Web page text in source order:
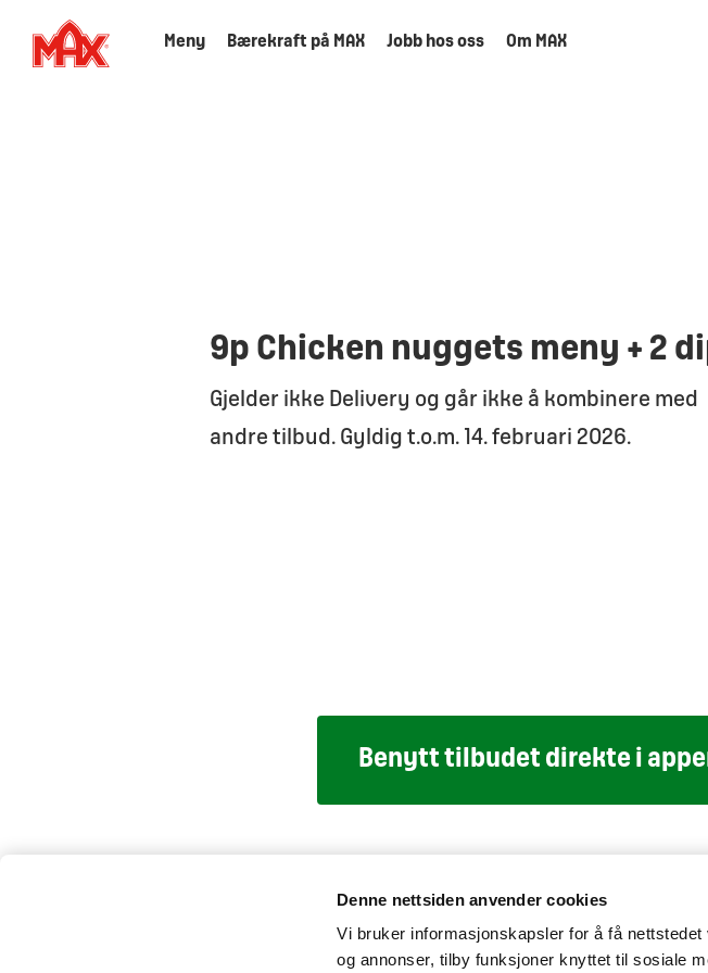
Denne nettsiden anvender cookies
Vi bruker informasjonskapsler for å få
og annonser, tilby funksjoner knyttet til sosiale
Meny Bærekraft på MAX Jobb hos oss Om MAX
9p Chicken nuggets meny + 2
Gjelder ikke Delivery og går ikke å kombinere med
andre tilbud. Gyldig t.o.m. 14. februari 2026.
Benytt tilbudet direkte i
Pressesenter Tilgjengelighet